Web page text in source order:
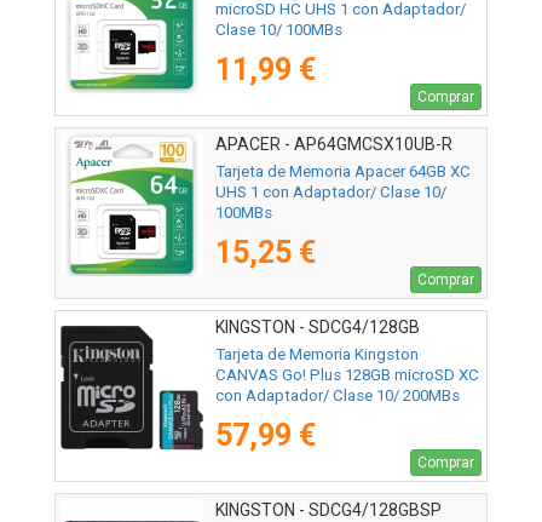
microSD HC UHS 1 con Adaptador/
Clase 10/ 100MBs
11,99 €
Comprar
APACER - AP64GMCSX10UB-R
Tarjeta de Memoria Apacer 64GB XC
UHS 1 con Adaptador/ Clase 10/
100MBs
15,25 €
Comprar
KINGSTON - SDCG4/128GB
Tarjeta de Memoria Kingston
CANVAS Go! Plus 128GB microSD XC
con Adaptador/ Clase 10/ 200MBs
57,99 €
Comprar
KINGSTON - SDCG4/128GBSP